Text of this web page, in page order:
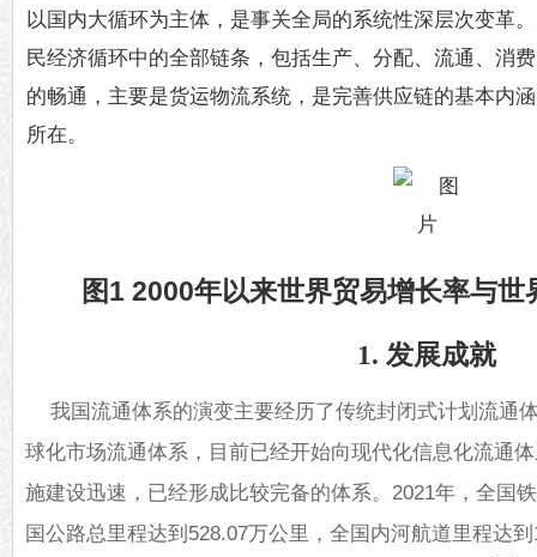
以国内大循环为主体，是事关全局的系统性深层次变革
民经济循环中的全部链条，包括生产、分配、流通、消
的畅通，主要是货运物流系统，是完善供应链的基本内
所在。
图1 2000年以来世界贸易增长率与
1. 发展成就
我国流通体系的演变主要经历了传统封闭式计划流通
球化市场流通体系，目前已经开始向现代化信息化流通
施建设迅速，已经形成比较完备的体系。2021年，全国
国公路总里程达到528.07万公里，全国内河航道里程达